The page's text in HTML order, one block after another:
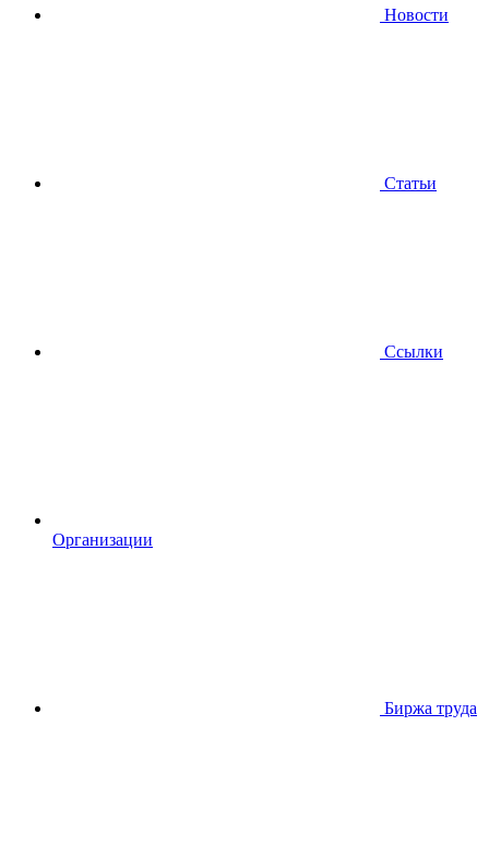
Новости
Статьи
Ссылки
Организации
Биржа труда